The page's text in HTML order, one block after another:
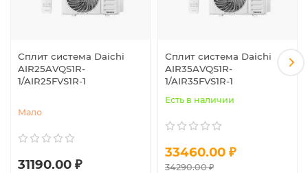
Сплит система Daichi
AIR25AVQS1R-
1/AIR25FVS1R-1
Мало
31190.00 ₽
Сплит система Daichi
AIR35AVQS1R-
1/AIR35FVS1R-1
Есть в наличии
33460.00 ₽
34290.00 ₽